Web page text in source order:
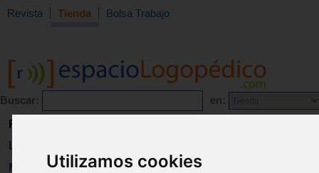
Utilizamos cookies
Revista Tienda Bolsa Trabajo
Buscar: en:
Revista
Libros
Material